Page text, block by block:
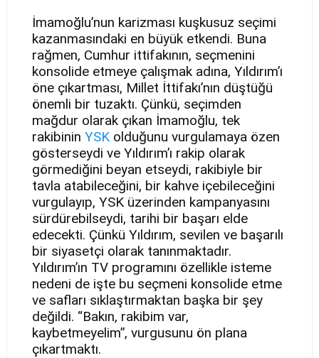
İmamoğlu’nun karizması kuşkusuz seçimi
kazanmasındaki en büyük etkendi. Buna
rağmen, Cumhur ittifakının, seçmenini
konsolide etmeye çalışmak adına, Yıldırım’ı
öne çıkartması, Millet İttifakı’nın düştüğü
önemli bir tuzaktı. Çünkü, seçimden
mağdur olarak çıkan İmamoğlu, tek
rakibinin YSKolduğunu vurgulamaya özen
gösterseydi ve Yıldırım’ı rakip olarak
görmediğini beyan etseydi, rakibiyle bir
tavla atabileceğini, bir kahve içebileceğini
vurgulayıp, YSK üzerinden kampanyasını
sürdürebilseydi, tarihi bir başarı elde
edecekti. Çünkü Yıldırım, sevilen ve başarılı
bir siyasetçi olarak tanınmaktadır.
Yıldırım’ın TV programını özellikle isteme
nedeni de işte bu seçmeni konsolide etme
ve safları sıklaştırmaktan başka bir şey
değildi. “Bakın, rakibim var,
kaybetmeyelim”, vurgusunu ön plana
çıkartmaktı.